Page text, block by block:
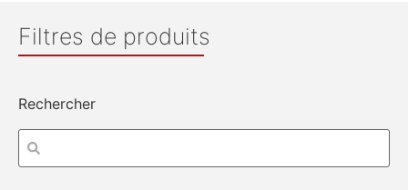
Filtres de produits
Rechercher